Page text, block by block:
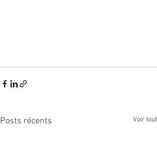
Posts récents Voir tout